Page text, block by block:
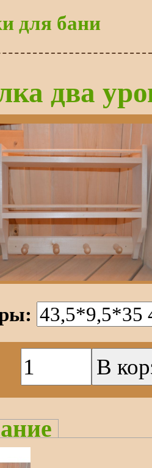
для бани
два